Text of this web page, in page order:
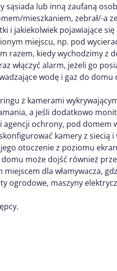
lub inną zaufaną
mieszkaniem, zebrał/-a
i jakiekolwiek pojawiające
miejscu, np. pod
razem, kiedy wychodzimy z
włączyć alarm, jeżeli go
wodę i gaz do domu
z kamerami
a jeśli dodatkowo
ochrony, pod domem
kamery z siecią i
otoczenie z poziomu
może dojść również
dla włamywacza,
ogrodowe, maszyny